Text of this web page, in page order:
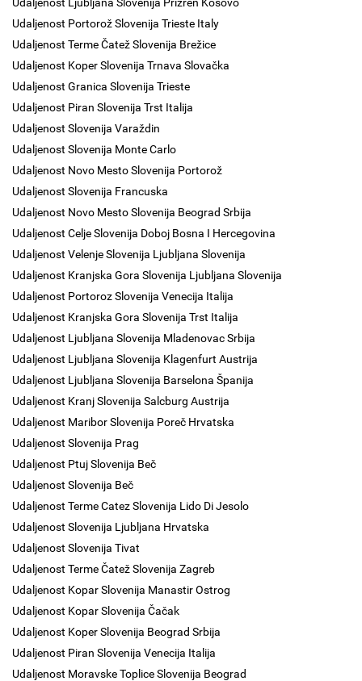
Udaljenost Portorož Slovenija Trieste Italy
Udaljenost Terme Čatež Slovenija Brežice
Udaljenost Koper Slovenija Trnava Slovačka
Udaljenost Granica Slovenija Trieste
Udaljenost Piran Slovenija Trst Italija
Udaljenost Slovenija Varaždin
Udaljenost Slovenija Monte Carlo
Udaljenost Novo Mesto Slovenija Portorož
Udaljenost Slovenija Francuska
Udaljenost Novo Mesto Slovenija Beograd Srbija
Udaljenost Celje Slovenija Doboj Bosna I Hercegovina
Udaljenost Velenje Slovenija Ljubljana Slovenija
Udaljenost Kranjska Gora Slovenija Ljubljana Slovenija
Udaljenost Portoroz Slovenija Venecija Italija
Udaljenost Kranjska Gora Slovenija Trst Italija
Udaljenost Ljubljana Slovenija Mladenovac Srbija
Udaljenost Ljubljana Slovenija Klagenfurt Austrija
Udaljenost Ljubljana Slovenija Barselona Španija
Udaljenost Kranj Slovenija Salcburg Austrija
Udaljenost Maribor Slovenija Poreč Hrvatska
Udaljenost Slovenija Prag
Udaljenost Ptuj Slovenija Beč
Udaljenost Slovenija Beč
Udaljenost Terme Catez Slovenija Lido Di Jesolo
Udaljenost Slovenija Ljubljana Hrvatska
Udaljenost Slovenija Tivat
Udaljenost Terme Čatež Slovenija Zagreb
Udaljenost Kopar Slovenija Manastir Ostrog
Udaljenost Kopar Slovenija Čačak
Udaljenost Koper Slovenija Beograd Srbija
Udaljenost Piran Slovenija Venecija Italija
Udaljenost Moravske Toplice Slovenija Beograd